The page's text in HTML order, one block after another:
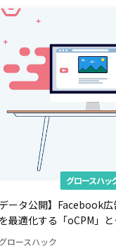
グロースハッ
データ公開】Facebook
最適化する「oCPM」
「CPC」配信を比較検証
グロースハック